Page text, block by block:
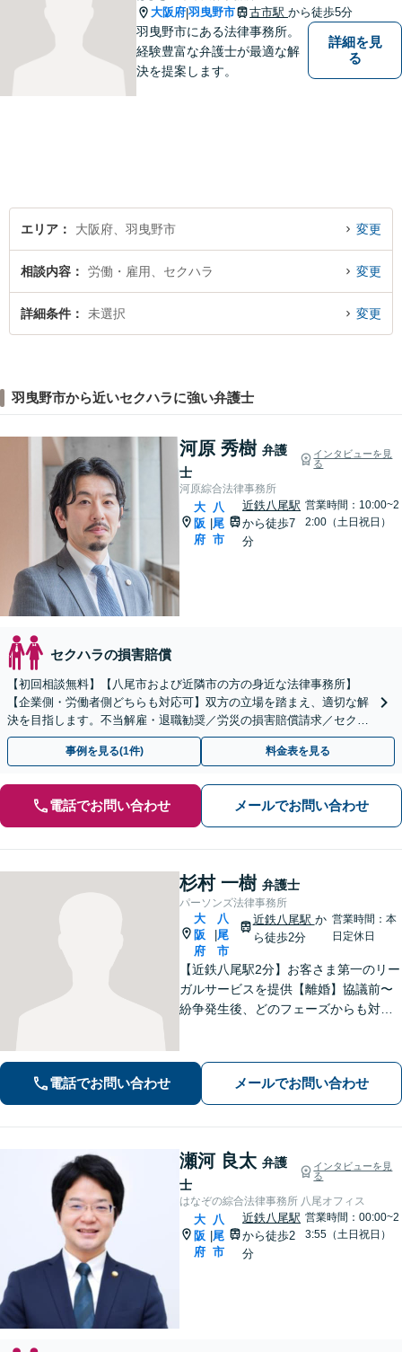
大阪府|羽曳野市 古市駅 から徒歩5分
羽曳野市にある法律事務所。
経験豊富な弁護士が最適な解
決を提案します。
詳細を見
る
エリア 大阪府、羽曳野市 変更
相談内容 労働・雇用、セクハラ 変更
詳細条件 未選択 変更
羽曳野市から近いセクハラに強い弁護士
河原 秀樹 弁護
士
インタビューを見
る
河原綜合法律事務所
大
阪
府
八
尾
市
近鉄八尾駅
から徒歩7
分
営業時間：10:00~2
2:00（土日祝日）
セクハラの損害賠償
【初回相談無料】【八尾市および近隣市の方の身近な法律事務所】
【企業側・労働者側どちらも対応可】双方の立場を踏まえ、適切な解
決を目指します。不当解雇・退職勧奨／労災の損害賠償請求／セクハ
ラ・パワハラ／未払い残業代請求【休日・夜間相談可】
事例を見る(1件) 料金表を見る
電話でお問い合わせ メールでお問い合わせ
杉村 一樹 弁護士
パーソンズ法律事務所
大
阪
府
八
尾
市
近鉄八尾駅 か
ら徒歩2分
営業時間：本
日定休日
【近鉄八尾駅2分】お客さま第一のリー
ガルサービスを提供【離婚】協議前〜
紛争発生後、どのフェーズからも対
害保険会社側の事情に精通し、適切な
賠償金の獲得を目指します【夜間・休
日相談OK】
電話でお問い合わせ メールでお問い合わせ
瀬河 良太 弁護
士
インタビューを見
る
はなぞの綜合法律事務所 八尾オフィス
大
阪
府
八
尾
市
近鉄八尾駅
から徒歩2
分
営業時間：00:00~2
3:55（土日祝日）